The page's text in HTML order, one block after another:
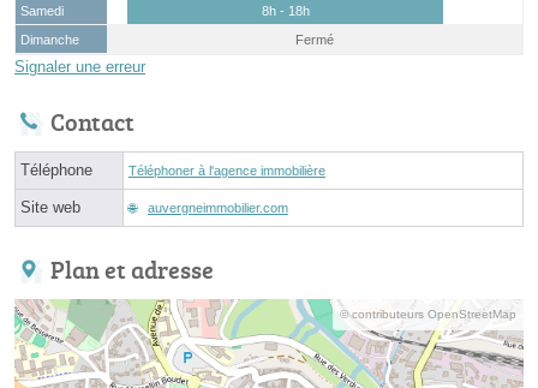
Samedi
8h - 18h
Dimanche
Fermé
Signaler une erreur
Contact
Téléphone Téléphoner à l'agence immobilière
Site web auvergneimmobilier.com
Plan et adresse
© contributeurs OpenStreetMap